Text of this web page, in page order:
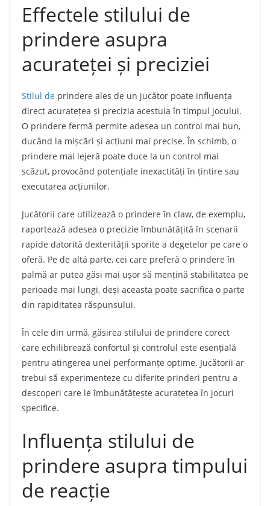
Effectele stilului de
prindere asupra
acurateței și preciziei
Stilul de prindere ales de un jucător poate influența
direct acuratețea și precizia acestuia în timpul jocului.
O prindere fermă permite adesea un control mai bun,
ducând la mișcări și acțiuni mai precise. În schimb, o
prindere mai lejeră poate duce la un control mai
scăzut, provocând potențiale inexactități în țintire sau
executarea acțiunilor.
Jucătorii care utilizează o prindere în claw, de exemplu,
raportează adesea o precizie îmbunătățită în scenarii
rapide datorită dexterității sporite a degetelor pe care o
oferă. Pe de altă parte, cei care preferă o prindere în
palmă ar putea găsi mai ușor să mențină stabilitatea pe
perioade mai lungi, deși aceasta poate sacrifica o parte
din rapiditatea răspunsului.
În cele din urmă, găsirea stilului de prindere corect
care echilibrează confortul și controlul este esențială
pentru atingerea unei performanțe optime. Jucătorii ar
trebui să experimenteze cu diferite prinderi pentru a
descoperi care le îmbunătățește acuratețea în jocuri
specifice.
Influența stilului de
prindere asupra timpului
de reacție